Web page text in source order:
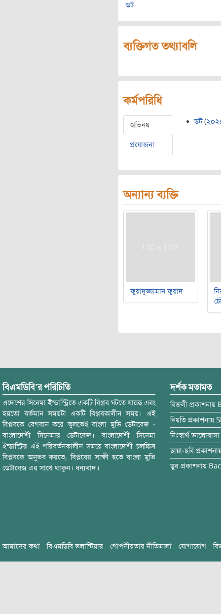
ডট
ব্যক্তিগত তথ্যাবলি
কর্মপরিধি
অভিনয়
প্রযোজনা
ডট(
অন্যান্য ব্যক্তি
ফুয়াদুজ্জামান ফুয়াদ
বিএমডিবি’র পরিচিতি
এদেশের সিনেমা ইন্ডাস্ট্রিতে একটি বিপ্লব ঘটতে যাচ্ছে এবং
হয়তো বর্তমান সময়টা একটি বিপ্লবকালীন সময়। এই
বিপ্লবকে বেগবান করে তুলতেই বাংলা মুভি ডেটাবেজ -
বাংলাদেশী সিনেমার ডেটাবেজ। বাংলাদেশী সিনেমা
ইন্ডাস্ট্রির এই পরিবর্তনকালীন সময়ে বাংলাদেশী চলচ্চিত্র
বিপ্লবকে অনুভব করতে, বিপ্লবের সাক্ষী হতে বাংলা মুভি
ডেটাবেজ এর সাথে থাকুন। ধন্যবাদ।
দর্শক মতামত
বিজলী প্রকাশনায়
নিয়তি প্রকাশনায়
নিঃস্বার্থ ভালোবাসা
ছায়া-ছবি
ডুব প্রকাশনায়
আমাদের কথা বিএমডিবি ভলান্টিয়ার গোপনীয়তার নীতিমালা যোগাযোগ